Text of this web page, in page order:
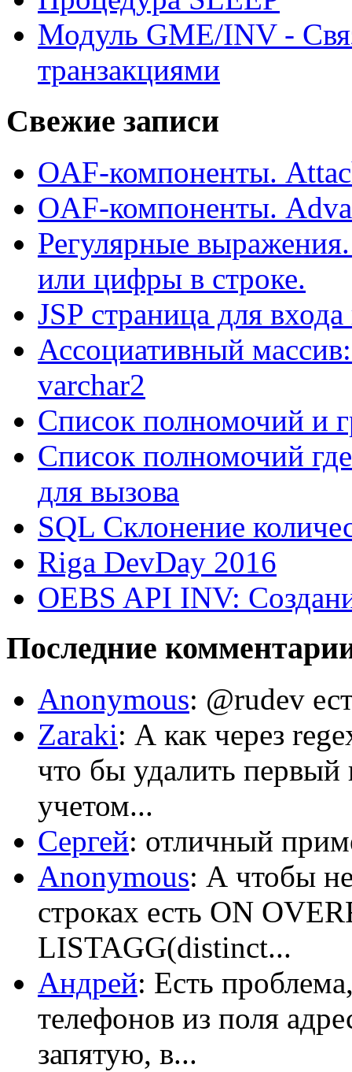
Модуль GME/INV -
транзакциями
Свежие записи
OAF-компоненты.
OAF-компоненты.
Регулярные
или цифры в строке.
JSP страница для
Ассоциативный
varchar2
Список полномочий и
Список полномочий
для вызова
SQL Склонение
Riga DevDay 2016
OEBS API INV:
Последние
Anonymous: @rudev
Zaraki: А как через
что бы удалить первый
учетом...
Сергей: отличный
Anonymous: А чтобы
строках есть ON
LISTAGG(distinct...
Андрей: Есть
телефонов из поля
запятую, в...